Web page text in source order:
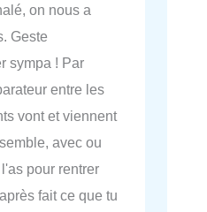
on nous a
Geste
sympa ! Par
entre les
vont et viennent
avec ou
pour rentrer
fait ce que tu